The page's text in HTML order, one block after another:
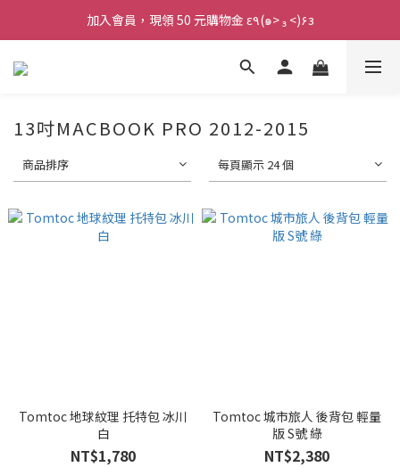
加入會員，現領 50 元購物金 ε٩(๑> ₃ <)۶з
加入會員，現領 50 元購物金 ε٩(๑> ₃ <)۶з
全館滿 800 元 就免運 🚚
13吋MACBOOK PRO 2012-2015
商品排序 每頁顯示 24 個
Tomtoc 地球紋理 托特包 冰川
白
NT$1,780
Tomtoc 城市旅人 後背包 輕量
版 S號 綠
NT$2,380